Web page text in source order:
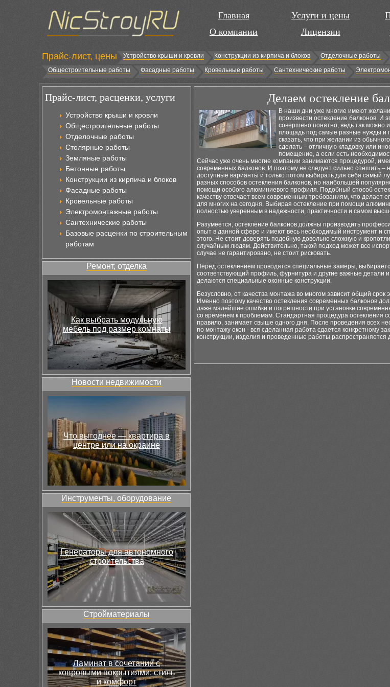
Главная
О компании
Услуги и цены
Лицензии
Прайс-лист, цены Устройство крыши и кровли Конструкции из кирпича и блоков Отделочные работы
Общестроительные работы
Фасадные работы Кровельные работы Сантехнические работы
Прайс-лист, расценки, услуги
Устройство крыши и кровли
Общестроительные работы
Отделочные работы
Столярные работы
Земляные работы
Бетонные работы
Конструкции из кирпича и блоков
Фасадные работы
Кровельные работы
Электромонтажные работы
Сантехнические работы
Базовые расценки по строительным
работам
Ремонт, отделка
Как выбрать модульную
мебель под размер комнаты
Новости недвижимости
Что выгоднее — квартира в
центре или на окраине
Инструменты, оборудование
Генераторы для автономного
строительства
Стройматериалы
Ламинат в сочетании с
ковровыми покрытиями: стиль
и комфорт
Делаем остекление
В наши дни уже многие имеют
произвести остекление балконов. И
совершено понятно, ведь так можно
площадь под самые разные нужды и
сказать, что при желании из
сделать – отличную кладовку или
помещение, а если есть
Сейчас уже очень многие компании занимаются процедурой,
современных балконов. И поэтому не следует сильно спешить –
доступные варианты и только потом выбирать для себя самый
разных способов остекления балконов, но наибольшей
помощи особого алюминиевого профиля. Подобный способ
качеству отвечает всем современным требованиям, что делает
для многих на сегодня. Выбирая остекление при помощи
полностью уверенным в надежности, практичности и самом
Разумеется, остекление балконов должны производить
опыт в данной сфере и имеют весь необходимый инструмент и
этого. Не стоит доверять подобную довольно сложную и
случайным людям. Действительно, такой подход может все
случае не гарантировано, не стоит рисковать.
Перед остеклением проводятся специальные замеры,
соответствующий профиль, фурнитура и другие важные детали и
делаются специальные оконные конструкции.
Безусловно, от качества монтажа во многом зависит общий срок
Именно поэтому качество остекления современных балконов
даже малейшие ошибки и погрешности при установке
со временем к проблемам. Стандартная процедура остекления
правило, занимает свыше одного дня. После проведения всех
по монтажу окон - вся сделанная работа сдается конкретному
конструкции, изделия и проведенные работы распространяется